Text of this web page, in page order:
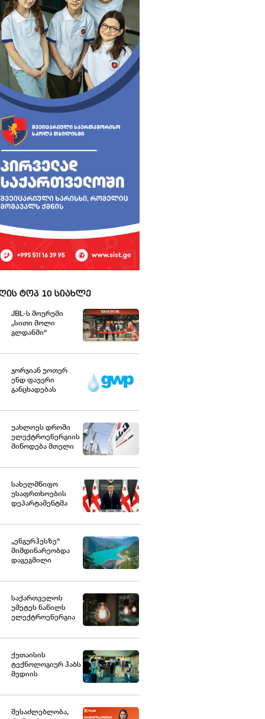
ტოპ 10 სიახლე
JBL-ს შოურუმი
„სითი მოლი
გლდანში“
გაიხსნა
ჯორჯიან უოთერ
ენდ ფაუერი
განცხადებას
უახლოეს დროში
ელექტროენერგიის
მიწოდება მთელი
აღდგება -
სახელმწიფო
ელექტროსისტემა
სახელმწიფო
უსაფრთხოების
დეპარტამენტმა
სახელმწიფო
საზიანოდ
საბოტაჟის მუხლით
გამოძიება დაიწყო
„ენგურჰესზე“
მიმდინარეობდა
დაგეგმილი
ტესტირებისას
გაითიშა,
მიმდინარეობს
მომხდარის
ანალიზი - სემეკის
ფანგანი
საქართველოს
უმეტეს ნაწილს
ელექტროენერგია
ქუთაისის
ტექნოლოგიურ ჰაბს
მედიის
ეწვივნენ
შესაძლებლობა,